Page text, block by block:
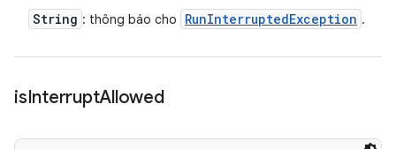
String : thông báo cho RunInterruptedException .
isInterruptAllowed